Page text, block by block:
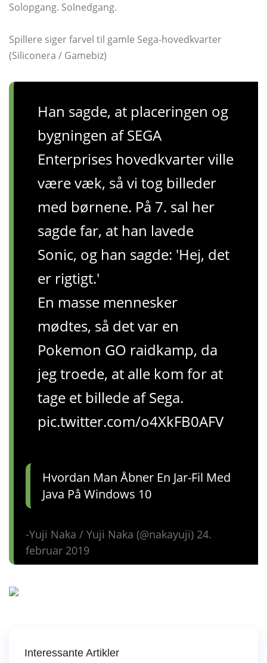
Solopgang. Solnedgang.
Spillere siger farvel til gamle Sega-hovedkvarter
(Siliconera / Gamebiz)
Han sagde, at placeringen og
bygningen af ​​SEGA
Enterprises hovedkvarter ville
være væk, så vi tog billeder
med børnene. På 7. sal her
sagde far, at han lavede
Sonic, og han sagde: 'Hej, det
er rigtigt.'
En masse mennesker
mødtes, så det var en
Pokemon GO raidkamp, ​​da
jeg troede, at alle kom for at
tage et billede af Sega.
pic.twitter.com/o4XkFB0AFV
Hvordan Man Åbner En Jar-Fil Med
Java På Windows 10
-Yuji Naka / Yuji Naka (@nakayuji) 24.
februar 2019
Interessante Artikler